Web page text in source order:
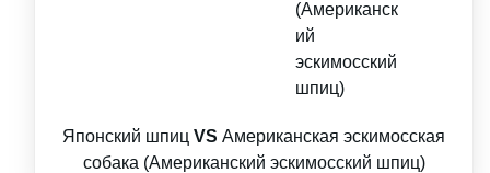
Японский шпиц VS Американская эскимосская
собака (Американский эскимосский шпиц)